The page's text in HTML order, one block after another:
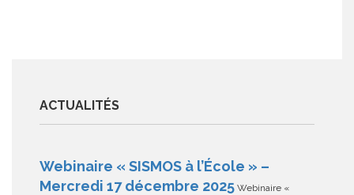
ACTUALITÉS
Webinaire « SISMOS à l’École » –
Mercredi 17 décembre 2025 Webinaire «